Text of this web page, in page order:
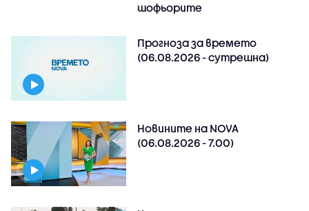
шофьорите
Прогноза за времето
(06.08.2026 - сутрешна)
Новините на NOVA
(06.08.2026 - 7.00)